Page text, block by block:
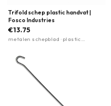
Trifold schep plastic handvat |
Fosco Industries
€13.75
metalen schepblad · plastic